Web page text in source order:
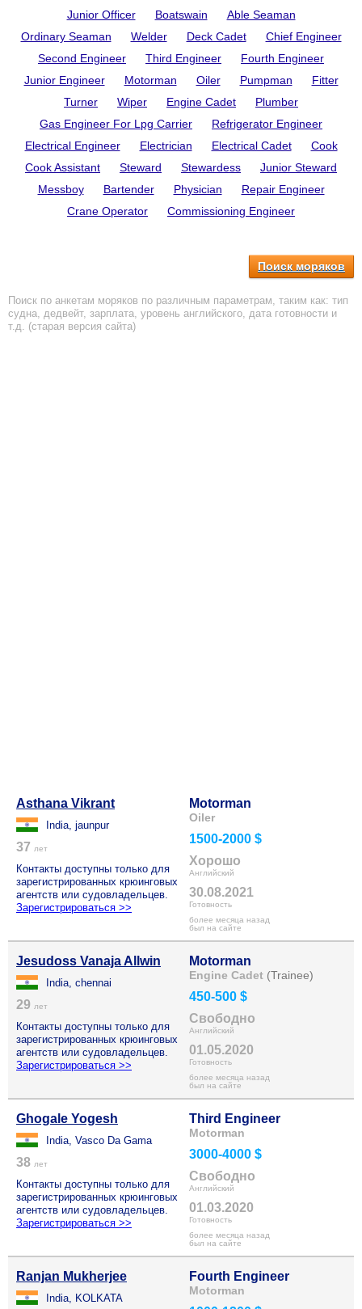
Junior Officer
Boatswain
Able Seaman
Ordinary Seaman
Welder Deck Cadet
Chief Engineer
Second Engineer
Third Engineer
Fourth Engineer
Junior Engineer
Motorman Oiler Pumpman
Fitter
Turner
Wiper Engine Cadet
Plumber
Gas Engineer For Lpg Carrier
Refrigerator Engineer
Electrical Engineer
Electrician Electrical Cadet
Cook
Cook Assistant
Steward Stewardess
Junior Steward
Messboy
Bartender Physician
Repair Engineer
Crane Operator
Commissioning Engineer
Поиск моряков
Поиск по анкетам моряков по различным параметрам, таким как: тип
судна, дедвейт, зарплата, уровень английского, дата готовности и
т.д. (старая версия сайта)
Asthana Vikrant
India, jaunpur
37 лет
Контакты доступны только для
зарегистрированных крюинговых
агентств или судовладельцев.
Зарегистрироваться >>
Motorman
Oiler
1500-2000 $
Хорошо
Английский
30.08.2021
Готовность
более месяца назад
был на сайте
Jesudoss Vanaja Allwin
India, chennai
29 лет
Контакты доступны только для
зарегистрированных крюинговых
агентств или судовладельцев.
Зарегистрироваться >>
Motorman
Engine Cadet (Trainee)
450-500 $
Свободно
Английский
01.05.2020
Готовность
более месяца назад
был на сайте
Ghogale Yogesh
India, Vasco Da Gama
38 лет
Контакты доступны только для
зарегистрированных крюинговых
агентств или судовладельцев.
Зарегистрироваться >>
Third Engineer
Motorman
3000-4000 $
Свободно
Английский
01.03.2020
Готовность
более месяца назад
был на сайте
Ranjan Mukherjee
India, KOLKATA
Fourth Engineer
Motorman